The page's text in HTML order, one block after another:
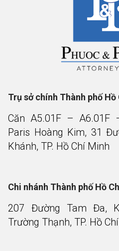
Trụ sở chính Thành phố Hồ
Căn A5.01F – A6.01F
Paris Hoàng Kim, 31
Khánh, TP. Hồ Chí Minh
Chi nhánh Thành phố Hồ
207 Đường Tam Đa,
Trường Thạnh, TP. Hồ